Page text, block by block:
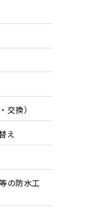
交換）
え
の防水工